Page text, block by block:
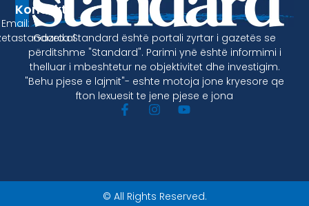
Gazeta Standard është portali zyrtar i gazetës se
përditshme "Standard". Parimi ynë është informimi i
thelluar i mbeshtetur ne objektivitet dhe investigim.
"Behu pjese e lajmit"- eshte motoja jone kryesore qe
fton lexuesit te jene pjese e jona
Kontakt
Email:
© All Rights Reserved.